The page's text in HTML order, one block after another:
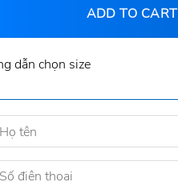
ADD TO CART
dẫn chọn size